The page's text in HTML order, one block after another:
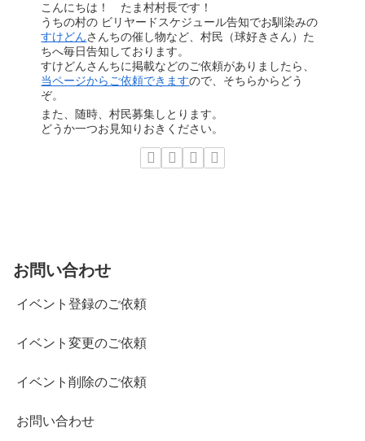
こんにちは！ たま村村長です！
うちの村の ビリヤードスケジュール告知でお馴染みの
すけどんさんちの催し物など、村民（球好きさん）た
ちへ毎日告知しております。
すけどんさんちに掲載などのご依頼がありましたら、
当ページからご依頼できますので、そちらからどう
ぞ。
また、随時、村民募集しとります。
どうか一つお見知りおきください。
お問い合わせ
イベント登録のご依頼
イベント変更のご依頼
イベント削除のご依頼
お問い合わせ